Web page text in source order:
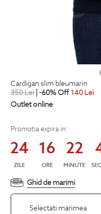
cardigan slim bleumarin
350Lei| -60% Off 140 Lei
Outlet online
Promotia expira in:
24
ZILE
16
ORE
22
MINUTE
Ghid de marimi
Selectati marimea